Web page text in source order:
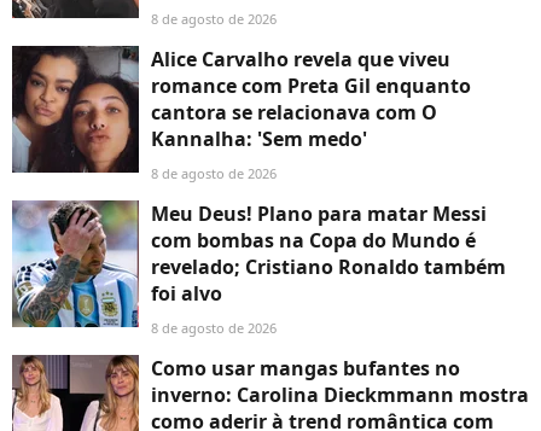
8 de agosto de 2026
Alice Carvalho revela que viveu
romance com Preta Gil enquanto
cantora se relacionava com O
Kannalha: 'Sem medo'
8 de agosto de 2026
Meu Deus! Plano para matar Messi
com bombas na Copa do Mundo é
revelado; Cristiano Ronaldo também
foi alvo
8 de agosto de 2026
Como usar mangas bufantes no
inverno: Carolina Dieckmmann mostra
como aderir à trend romântica com